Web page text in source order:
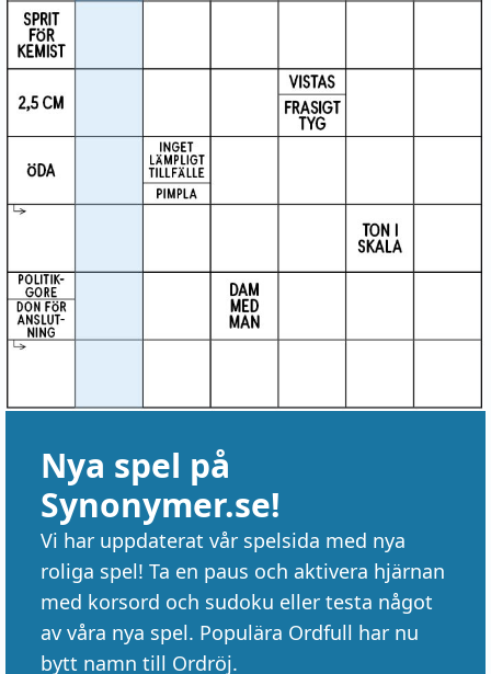
Nya spel på
Synonymer.se!
Vi har uppdaterat vår spelsida med nya
roliga spel! Ta en paus och aktivera hjärnan
med korsord och sudoku eller testa något
av våra nya spel. Populära Ordfull har nu
bytt namn till Ordröj.